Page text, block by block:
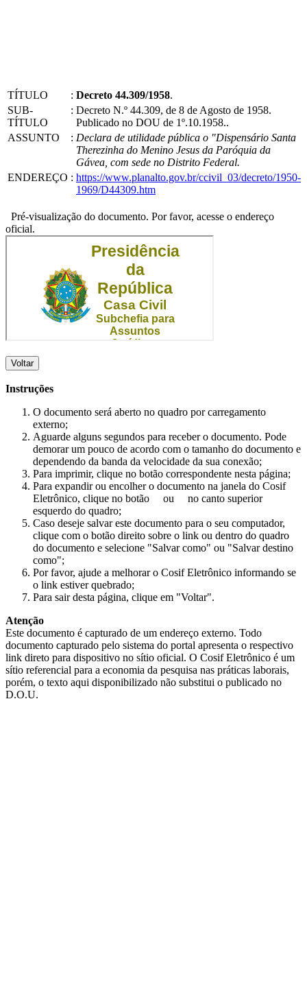
TÍTULO : Decreto 44.309/1958.
SUB-
TÍTULO
: Decreto N.º 44.309, de 8 de Agosto de 1958.
Publicado no DOU de 1º.10.1958..
ASSUNTO
: Declara de utilidade pública o "Dispensário Santa
Therezinha do Menino Jesus da Paróquia da
Gávea, com sede no Distrito Federal.
ENDEREÇO : https://www.planalto.gov.br/ccivil_03/decreto/1950-
1969/D44309.htm
Pré-visualização do documento. Por favor, acesse o endereço
oficial.
Voltar
Instruções
O documento será aberto no quadro por carregamento
externo;
Aguarde alguns segundos para receber o documento. Pode
demorar um pouco de acordo com o tamanho do documento e
dependendo da banda da velocidade da sua conexão;
Para imprimir, clique no botão correspondente nesta página;
Para expandir ou encolher o documento na janela do Cosif
Eletrônico, clique no botão
ou
no canto superior
esquerdo do quadro;
Caso deseje salvar este documento para o seu computador,
clique com o botão direito sobre o link ou dentro do quadro
do documento e selecione "Salvar como" ou "Salvar destino
como";
Por favor, ajude a melhorar o Cosif Eletrônico informando se
o link estiver quebrado;
Para sair desta página, clique em "Voltar".
Atenção
Este documento é capturado de um endereço externo. Todo
documento capturado pelo sistema do portal apresenta o respectivo
link direto para dispositivo no sítio oficial. O Cosif Eletrônico é um
sítio referencial para a economia da pesquisa nas práticas laborais,
porém, o texto aqui disponibilizado não substitui o publicado no
D.O.U.